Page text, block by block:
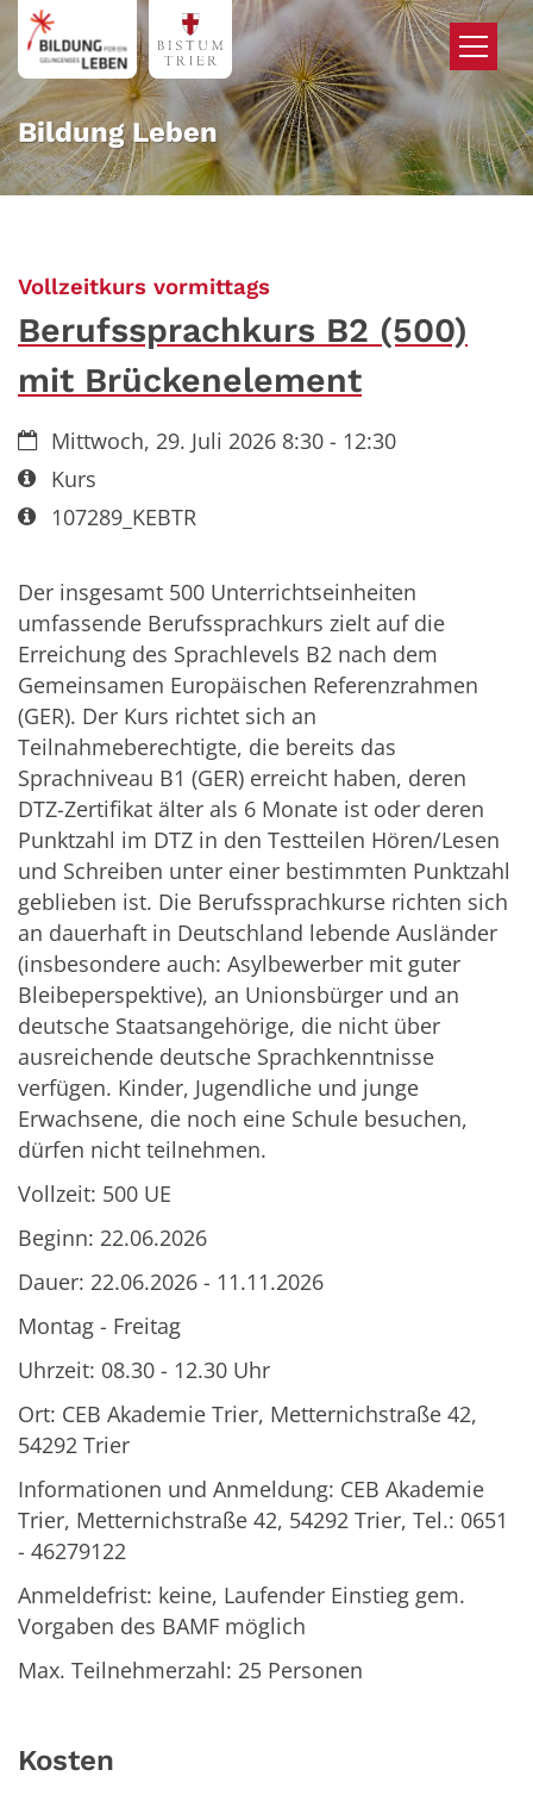
Zum Inhalt springen
Bildung Leben
Vollzeitkurs vormittags:
Berufssprachkurs B2 (500)
mit Brückenelement
Datum:Mittwoch, 29. Juli 2026 8:30 - 12:30
Art bzw. Nummer:
Kurs
Art bzw. Nummer:
107289_KEBTR
Der insgesamt 500 Unterrichtseinheiten
umfassende Berufssprachkurs zielt auf die
Erreichung des Sprachlevels B2 nach dem
Gemeinsamen Europäischen Referenzrahmen
(GER). Der Kurs richtet sich an
Teilnahmeberechtigte, die bereits das
Sprachniveau B1 (GER) erreicht haben, deren
DTZ-Zertifikat älter als 6 Monate ist oder deren
Punktzahl im DTZ in den Testteilen Hören/Lesen
und Schreiben unter einer bestimmten Punktzahl
geblieben ist. Die Berufssprachkurse richten sich
an dauerhaft in Deutschland lebende Ausländer
(insbesondere auch: Asylbewerber mit guter
Bleibeperspektive), an Unionsbürger und an
deutsche Staatsangehörige, die nicht über
ausreichende deutsche Sprachkenntnisse
verfügen. Kinder, Jugendliche und junge
Erwachsene, die noch eine Schule besuchen,
dürfen nicht teilnehmen.
Vollzeit: 500 UE
Beginn: 22.06.2026
Dauer: 22.06.2026 - 11.11.2026
Montag - Freitag
Uhrzeit: 08.30 - 12.30 Uhr
Ort: CEB Akademie Trier, Metternichstraße 42,
54292 Trier
Informationen und Anmeldung: CEB Akademie
Trier, Metternichstraße 42, 54292 Trier, Tel.: 0651
- 46279122
Anmeldefrist: keine, Laufender Einstieg gem.
Vorgaben des BAMF möglich
Max. Teilnehmerzahl: 25 Personen
Kosten